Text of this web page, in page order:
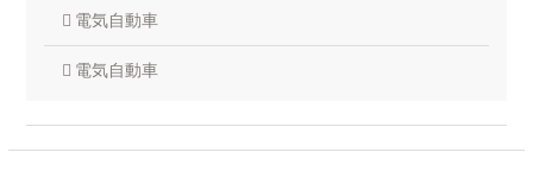
電気自動車
電気自動車